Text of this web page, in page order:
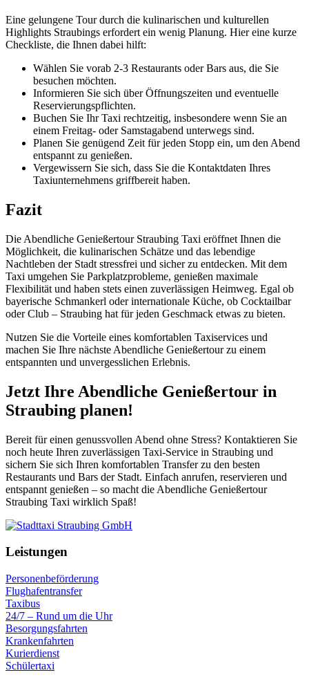
Eine gelungene Tour durch die kulinarischen und kulturellen
Highlights Straubings erfordert ein wenig Planung. Hier eine kurze
Checkliste, die Ihnen dabei hilft:
Wählen Sie vorab 2-3 Restaurants oder Bars aus, die Sie
besuchen möchten.
Informieren Sie sich über Öffnungszeiten und eventuelle
Reservierungspflichten.
Buchen Sie Ihr Taxi rechtzeitig, insbesondere wenn Sie an
einem Freitag- oder Samstagabend unterwegs sind.
Planen Sie genügend Zeit für jeden Stopp ein, um den Abend
entspannt zu genießen.
Vergewissern Sie sich, dass Sie die Kontaktdaten Ihres
Taxiunternehmens griffbereit haben.
Fazit
Die Abendliche Genießertour Straubing Taxi eröffnet Ihnen die
Möglichkeit, die kulinarischen Schätze und das lebendige
Nachtleben der Stadt stressfrei und sicher zu entdecken. Mit dem
Taxi umgehen Sie Parkplatzprobleme, genießen maximale
Flexibilität und haben stets einen zuverlässigen Heimweg. Egal ob
bayerische Schmankerl oder internationale Küche, ob Cocktailbar
oder Club – Straubing hat für jeden Geschmack etwas zu bieten.
Nutzen Sie die Vorteile eines komfortablen Taxiservices und
machen Sie Ihre nächste Abendliche Genießertour zu einem
entspannten und unvergesslichen Erlebnis.
Jetzt Ihre Abendliche Genießertour in
Straubing planen!
Bereit für einen genussvollen Abend ohne Stress? Kontaktieren Sie
noch heute Ihren zuverlässigen Taxi-Service in Straubing und
sichern Sie sich Ihren komfortablen Transfer zu den besten
Restaurants und Bars der Stadt. Einfach anrufen, reservieren und
entspannt genießen – so macht die Abendliche Genießertour
Straubing Taxi wirklich Spaß!
Leistungen
Personenbeförderung
Flughafentransfer
Taxibus
24/7 – Rund um die Uhr
Besorgungsfahrten
Krankenfahrten
Kurierdienst
Schülertaxi